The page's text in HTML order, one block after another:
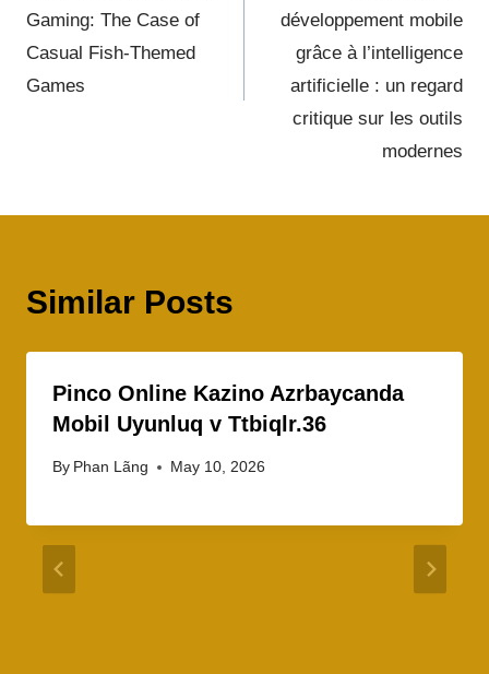
Gaming: The Case of
Casual Fish-Themed
Games
développement mobile
grâce à l’intelligence
artificielle : un regard
critique sur les outils
modernes
Similar Posts
Pinco Online Kazino Azrbaycanda
Mobil Uyunluq v Ttbiqlr.36
By Phan Lãng May 10, 2026